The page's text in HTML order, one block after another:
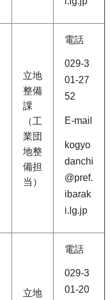
立地
整備
課
（工
業団
地整
備担
当）
電話
029-3
01-27
52
E-mail
kogyo
danchi
@pref.
ibarak
i.lg.jp
立地
電話
029-3
01-20